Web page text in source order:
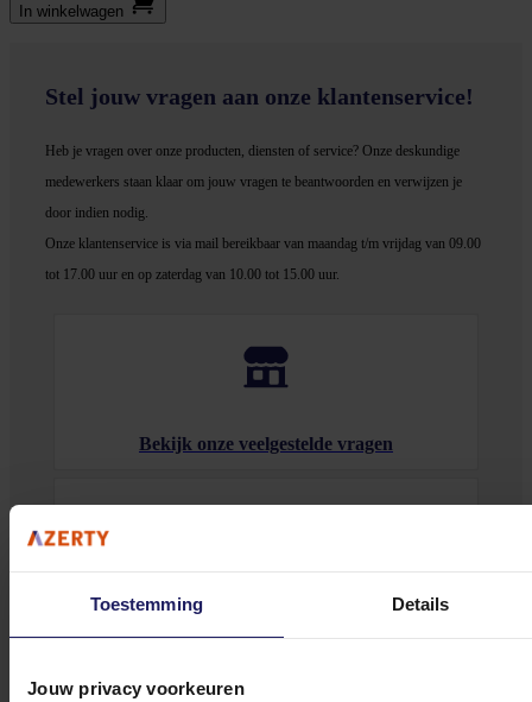
Toestemming Details
Jouw privacy voorkeuren
In winkel­wagen
Stel jouw vragen aan onze klantenservice!
Heb je vragen over onze producten, diensten of service? Onze deskundige
medewerkers staan klaar om jouw vragen te beantwoorden en verwijzen je
door indien nodig.
Onze klantenservice is via mail bereikbaar van maandag t/m vrijdag van 09.00
tot 17.00 uur en op zaterdag van 10.00 tot 15.00 uur.
Bekijk onze veelgestelde vragen